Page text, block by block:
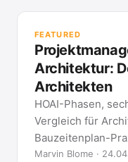
FEATURED
Architektur:
Architekten
HOAI-Phasen,
Vergleich für
Bauzeitenplan-
Architekten-FAQ.
Marvin Blome ·